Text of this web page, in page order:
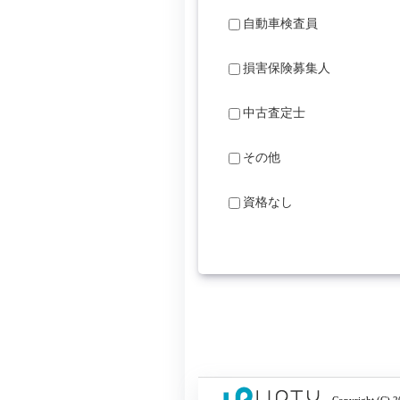
自動車検査員
損害保険募集人
中古査定士
その他
資格なし